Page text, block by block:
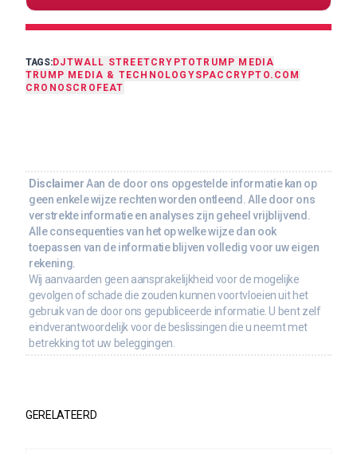
TAGS:DJTWALL STREETCRYPTOTRUMP MEDIA
TRUMP MEDIA & TECHNOLOGYSPAC CRYPTO.COM
CRONOSCRO FEAT
Disclaimer Aan de door ons opgestelde informatie kan op
geen enkele wijze rechten worden ontleend. Alle door ons
verstrekte informatie en analyses zijn geheel vrijblijvend.
Alle consequenties van het op welke wijze dan ook
toepassen van de informatie blijven volledig voor uw eigen
rekening.
Wij aanvaarden geen aansprakelijkheid voor de mogelijke
gevolgen of schade die zouden kunnen voortvloeien uit het
gebruik van de door ons gepubliceerde informatie. U bent zelf
eindverantwoordelijk voor de beslissingen die u neemt met
betrekking tot uw beleggingen.
GERELATEERD